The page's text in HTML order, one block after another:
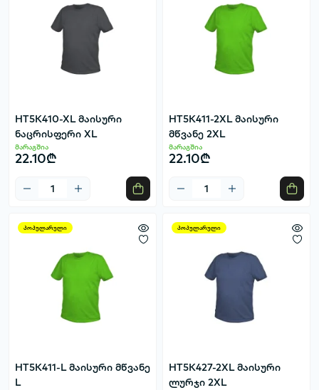
HT5K410-XL მაისური
ნაცრისფერი XL
მარაგშია
22.10₾
HT5K411-2XL მაისური
მწვანე 2XL
მარაგშია
22.10₾
პოპულარული
HT5K411-L მაისური მწვანე
L
პოპულარული
HT5K427-2XL მაისური
ლურჯი 2XL